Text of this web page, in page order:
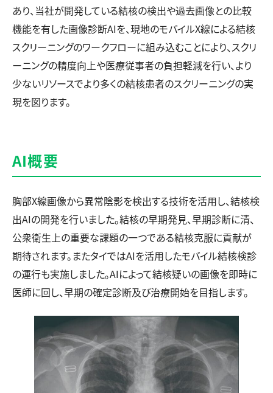
あり、当社が開発している結核の検出や過去画像との比較
機能を有した画像診断AIを、現地のモバイルX線による結核
スクリーニングのワークフローに組み込むことにより、スクリ
ーニングの精度向上や医療従事者の負担軽減を行い、より
少ないリソースでより多くの結核患者のスクリーニングの実
現を図ります。
AI概要
胸部X線画像から異常陰影を検出する技術を活用し、結核検
出AIの開発を行いました。結核の早期発見、早期診断に清、
公衆衛生上の重要な課題の一つである結核克服に貢献が
期待されます。またタイではAIを活用したモバイル結核検診
の運行も実施しました。AIによって結核疑いの画像を即時に
医師に回し、早期の確定診断及び治療開始を目指します。